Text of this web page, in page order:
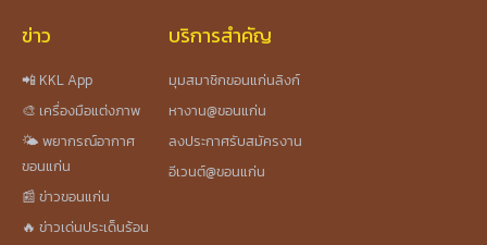
ข่าว
📲 KKL App
🎨 เครื่องมือแต่งภาพ
🌤️ พยากรณ์อากาศ
ขอนแก่น
📰 ข่าวขอนแก่น
🔥 ข่าวเด่นประเด็นร้อน
บริการสำคัญ
มุมสมาชิกขอนแก่นลิงก์
หางาน@ขอนแก่น
ลงประกาศรับสมัครงาน
อีเวนต์@ขอนแก่น